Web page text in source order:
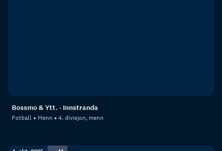
Bossmo & Ytt. - Innstranda
Fotball Menn 4. divisjon, menn